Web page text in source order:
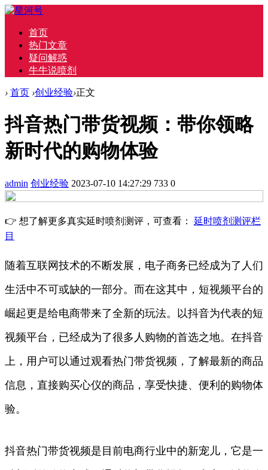
首页
热门文章
疑问解惑
牛牛说喷剂
› 首页 ›创业经验›正文
抖音热门带货视频：带你领略
新时代的购物体验
admin 创业经验 2023-07-10 14:27:29 733 0
👉 想了解更多真实延时喷剂测评，可查看： 延时喷剂测评栏
目
随着互联网技术的不断发展，电子商务已经成为了人们
生活中不可或缺的一部分。而在这其中，短视频平台的
崛起更是给电商带来了全新的玩法。以抖音为代表的短
视频平台，已经成为了很多人购物的首选之地。在抖音
上，用户可以通过观看热门带货视频，了解最新的商品
信息，直接购买心仪的商品，享受快捷、便利的购物体
验。
抖音热门带货视频是目前电商行业中的新宠儿，它是一